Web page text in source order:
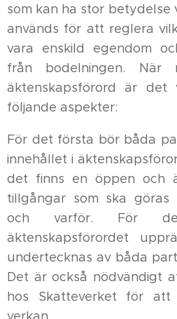
som kan ha stor betydelse
används för att reglera
vara enskild egendom
från bodelningen.
äktenskapsförord är
följande aspekter:
För det första bör båda
innehållet i
det finns en öppen och
tillgångar som ska göras
och varför. För
äktenskapsförordet
undertecknas av båda
Det är också nödvändigt
hos Skatteverket för